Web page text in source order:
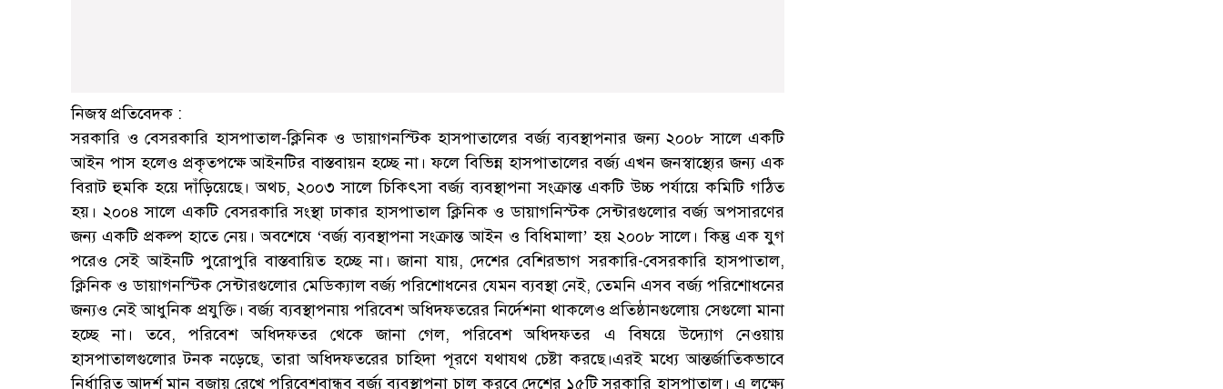
নিজস্ব প্রতিবেদক :
সরকারি ও বেসরকারি হাসপাতাল-ক্লিনিক ও ডায়াগনস্টিক হাসপাতালের বর্জ্য ব্যবস্থাপনার জন্য ২০০৮ সালে একটি
আইন পাস হলেও প্রকৃতপক্ষে আইনটির বাস্তবায়ন হচ্ছে না। ফলে বিভিন্ন হাসপাতালের বর্জ্য এখন জনস্বাস্থ্যের জন্য এক
বিরাট হুমকি হয়ে দাঁড়িয়েছে। অথচ, ২০০৩ সালে চিকিৎসা বর্জ্য ব্যবস্থাপনা সংক্রান্ত একটি উচ্চ পর্যায়ে কমিটি গঠিত
হয়। ২০০৪ সালে একটি বেসরকারি সংস্থা ঢাকার হাসপাতাল ক্লিনিক ও ডায়াগনিস্টক সেন্টারগুলোর বর্জ্য অপসারণের
জন্য একটি প্রকল্প হাতে নেয়। অবশেষে ‘বর্জ্য ব্যবস্থাপনা সংক্রান্ত আইন ও বিধিমালা’ হয় ২০০৮ সালে। কিন্তু এক যুগ
পরেও সেই আইনটি পুরোপুরি বাস্তবায়িত হচ্ছে না। জানা যায়, দেশের বেশিরভাগ সরকারি-বেসরকারি হাসপাতাল,
ক্লিনিক ও ডায়াগনস্টিক সেন্টারগুলোর মেডিক্যাল বর্জ্য পরিশোধনের যেমন ব্যবস্থা নেই, তেমনি এসব বর্জ্য পরিশোধনের
জন্যও নেই আধুনিক প্রযুক্তি। বর্জ্য ব্যবস্থাপনায় পরিবেশ অধিদফতরের নির্দেশনা থাকলেও প্রতিষ্ঠানগুলোয় সেগুলো মানা
হচ্ছে না। তবে, পরিবেশ অধিদফতর থেকে জানা গেল, পরিবেশ অধিদফতর এ বিষয়ে উদ্যোগ নেওয়ায়
হাসপাতালগুলোর টনক নড়েছে, তারা অধিদফতরের চাহিদা পূরণে যথাযথ চেষ্টা করছে।এরই মধ্যে আন্তর্জাতিকভাবে
নির্ধারিত আদর্শ মান বজায় রেখে পরিবেশবান্ধব বর্জ্য ব্যবস্থাপনা চালু করবে দেশের ১৫টি সরকারি হাসপাতাল। এ লক্ষ্যে